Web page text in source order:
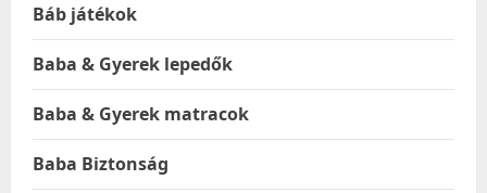
Báb játékok
Baba & Gyerek lepedők
Baba & Gyerek matracok
Baba Biztonság